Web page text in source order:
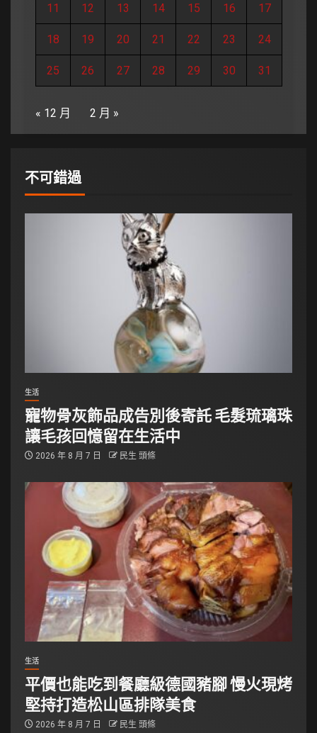
11 12 13 14 15 16 17
18 19 20 21 22 23 24
25 26 27 28 29 30 31
« 12 月 2 月 »
不可錯過
生活
寵物骨灰飾品成告別後寄託 毛髮琉璃珠
讓毛孩回憶留在生活中
2026 年 8 月 7 日 民生 頭條
生活
平價也能吃到餐廳級德國豬腳 慢火現烤
堅持打造松山區排隊美食
2026 年 8 月 7 日 民生 頭條